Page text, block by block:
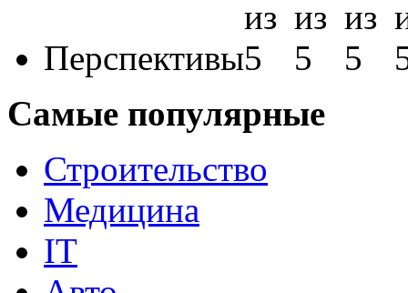
Перспективы
Самые популярные
Строительство
Медицина
IT